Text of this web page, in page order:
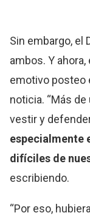
Sin embargo, el
ambos. Y
emotivo posteo
noticia. “Más
vestir y
especialmente
difíciles de
escribiendo.
“Por eso,